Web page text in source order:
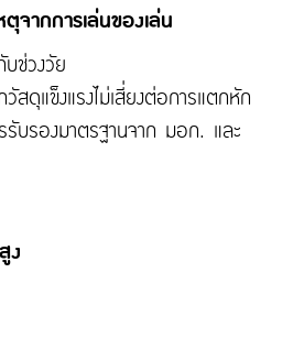
จากการเล่นของเล่น
บช่วงวัย
สดุแข็งแรงไม่เสี่ยงต่อการแตกหัก
รับรองมาตรฐานจาก มอก. และ
ง